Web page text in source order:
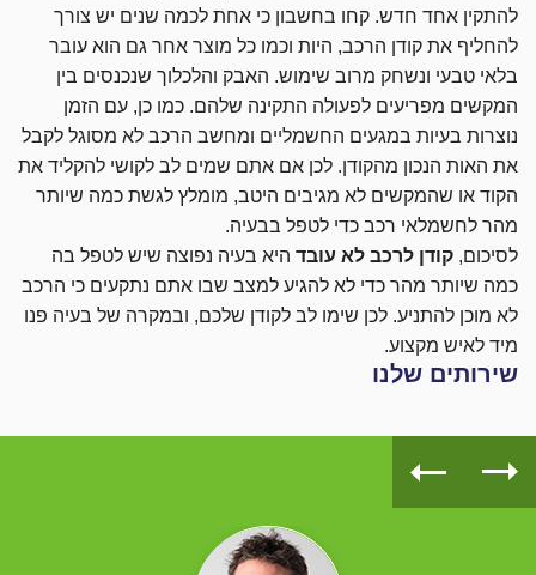
להתקין אחד חדש. קחו בחשבון כי אחת לכמה שנים יש צורך
להחליף את קודן הרכב, היות וכמו כל מוצר אחר גם הוא עובר
בלאי טבעי ונשחק מרוב שימוש. האבק והלכלוך שנכנסים בין
המקשים מפריעים לפעולה התקינה שלהם. כמו כן, עם הזמן
נוצרות בעיות במגעים החשמליים ומחשב הרכב לא מסוגל לקבל
את האות הנכון מהקודן. לכן אם אתם שמים לב לקושי להקליד את
הקוד או שהמקשים לא מגיבים היטב, מומלץ לגשת כמה שיותר
מהר לחשמלאי רכב כדי לטפל בבעיה.
לסיכום, קודן לרכב לא עובד היא בעיה נפוצה שיש לטפל בה
כמה שיותר מהר כדי לא להגיע למצב שבו אתם נתקעים כי הרכב
לא מוכן להתניע. לכן שימו לב לקודן שלכם, ובמקרה של בעיה פנו
מיד לאיש מקצוע.
שירותים שלנו